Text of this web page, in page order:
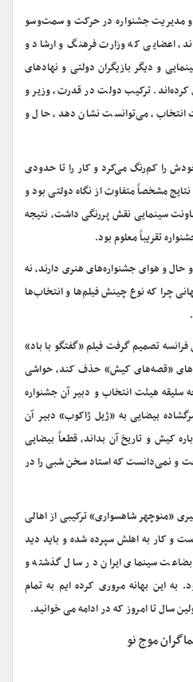
و مدیریت جشنواره در حرکت و سمت‌وسو
اعضایی که وزارت فرهنگ و ارشاد و
و دیگر بازیگران دولتی و نهادهای
ترکیب دولت در قدرت، وزیر و
می‌توانست نشان دهد، حال و
را کم‌رنگ می‌کرد و کار را تا حدودی
مشخصاً متفاوت از نگاه دولتی بود و
سینمایی نقش پررنگی داشت، نتیجه
تقریباً معلوم بود.
و هوای جشنواره‌های هنری دارند، نه
چرا که نوع چینش فیلم‌ها و انتخاب‌ها
تصمیم گرفت فیلم «گفتگو با باد»
«قصه‌های کیش» حذف کند، حواشی
هیئت انتخاب و دبیر آن جشنواره
بیضایی به «ژیل ژاکوب» دبیر آن
کیش و تاریخ آن بداند، قطعاً بیضایی
و نمی‌دانست که استاد سخن شبی را در
«منوچهر شاهسواری» ترکیبی از اهالی
و کار به اهلش سپرده شده و باید دید
سینمای ایران در سال گذشته و
به این بهانه مروری کرده ایم به تمام
سال تا امروز که در ادامه می خوانید.
موج نو